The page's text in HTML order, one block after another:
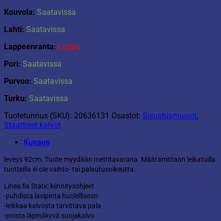
Kouvola: Saatavissa
Lahti: Saatavissa
Lappeenranta: Loppu
Pori: Saatavissa
Porvoo: Saatavissa
Turku: Saatavissa
Tuotetunnus (SKU): 20636131 Osastot: Sisustusmuovit,
Staattiset kalvot
Kuvaus
leveys 92cm. Tuote myydään metritavarana. Määrämittaan leikatuilla
tuotteilla ei ole vaihto- tai palautusoikeutta.
Linea fix Static kiinnitysohjeet
-puhdista lasipinta huolellisesti
-leikkaa kalvosta tarvittava pala
-poista läpinäkyvä suojakalvo